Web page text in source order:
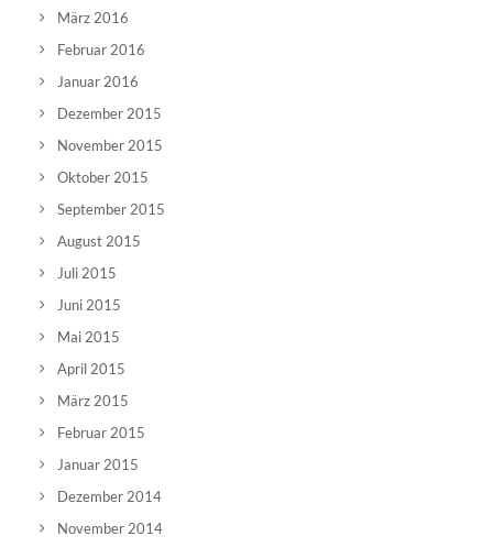
März 2016
Februar 2016
Januar 2016
Dezember 2015
November 2015
Oktober 2015
September 2015
August 2015
Juli 2015
Juni 2015
Mai 2015
April 2015
März 2015
Februar 2015
Januar 2015
Dezember 2014
November 2014